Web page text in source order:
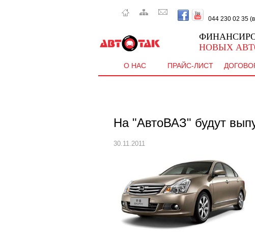
044 230 02 35
НОВЫХ
О НАС ПРАЙС-ЛИСТ
На "АвтоВАЗ" будут
30.11.2011